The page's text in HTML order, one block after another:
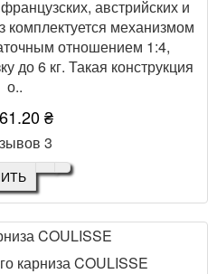
австрийских и
комплектуется механизмом
отношением 1:4,
до 6 кг. Такая конструкция
о..
₴
3
карниза COULISSE